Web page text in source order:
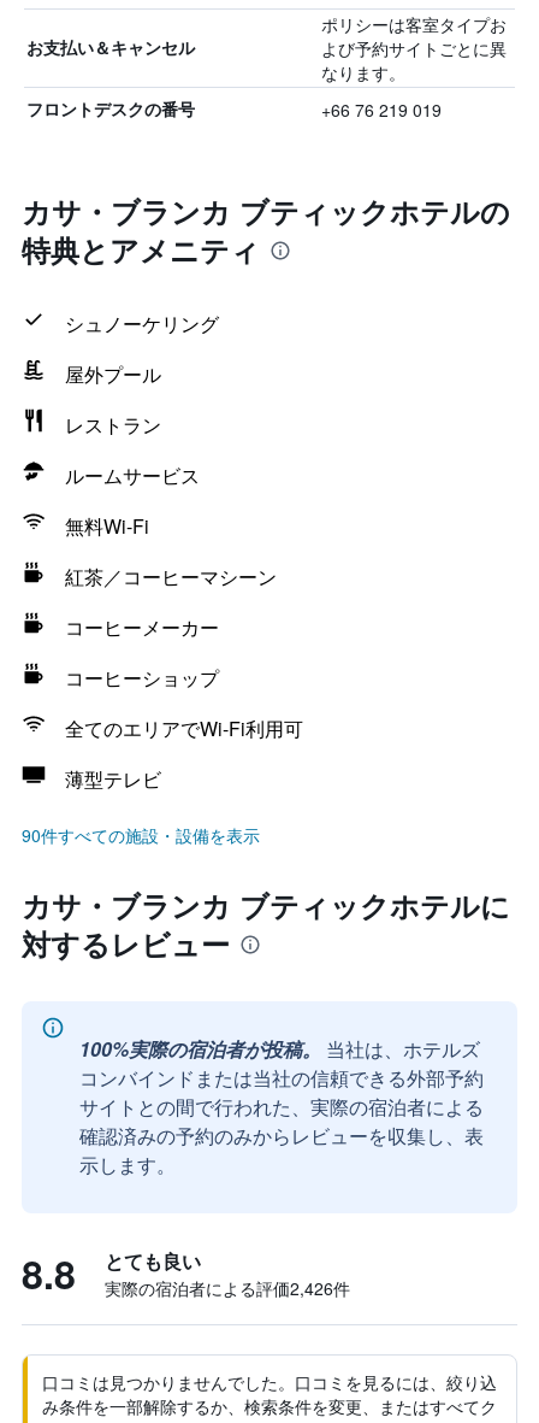
お支払い＆キャンセル
ポリシーは客室タイプお
よび予約サイトごとに異
なります。
フロントデスクの番号 +66 76 219 019
カサ・ブランカ ブティックホテルの
特典とアメニティ
シュノーケリング
屋外プール
レストラン
ルームサービス
無料Wi-Fi
紅茶／コーヒーマシーン
コーヒーメーカー
コーヒーショップ
全てのエリアでWi-Fi利用可
薄型テレビ
90件すべての施設・設備を表示
カサ・ブランカ ブティックホテルに
対するレビュー
100%実際の宿泊者が投稿。
当社は、ホテルズ
コンバインドまたは当社の信頼できる外部予約
サイトとの間で行われた、実際の宿泊者による
確認済みの予約のみからレビューを収集し、表
示します。
8.8 とても良い
実際の宿泊者による評価2,426​件
口コミは見つかりませんでした。口コミを見るには、絞り込
み条件を一部解除するか、検索条件を変更、またはすべてク